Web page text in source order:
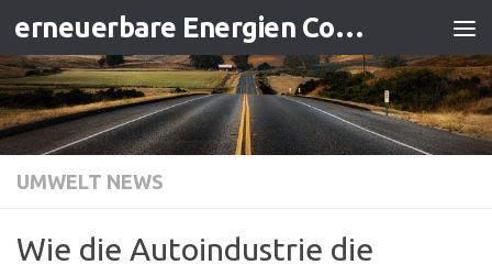
Zum Inhalt springen erneuerbare Energien Contracting
UMWELT NEWS
Wie die Autoindustrie die